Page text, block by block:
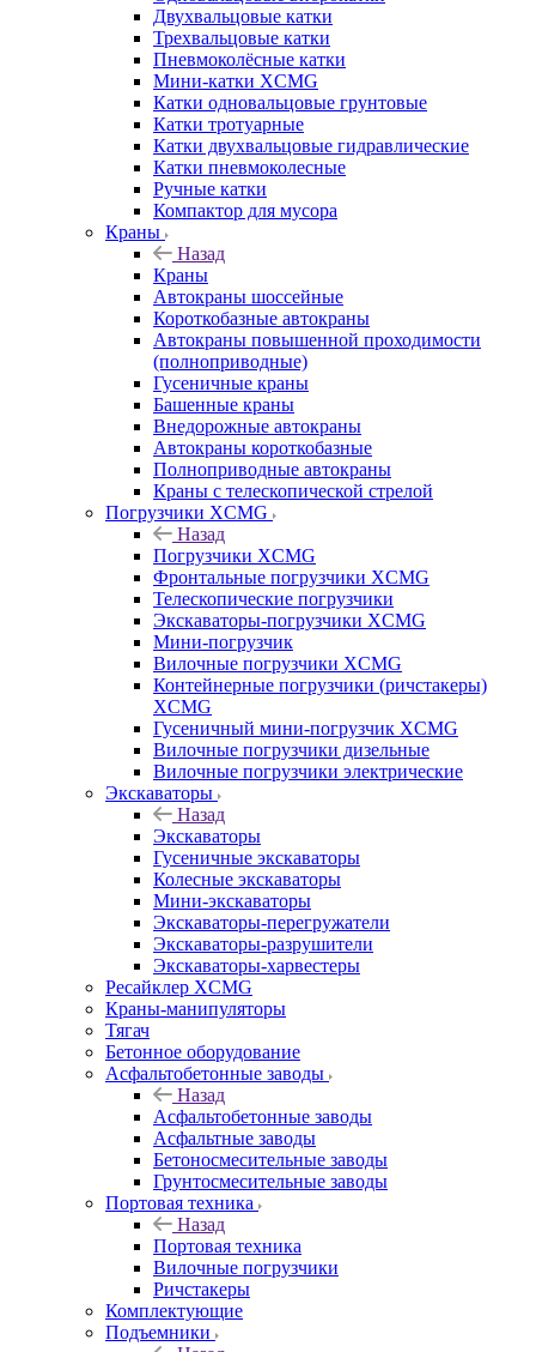
Двухвальцовые катки
Трехвальцовые катки
Пневмоколёсные катки
Мини-катки XCMG
Катки одновальцовые грунтовые
Катки тротуарные
Катки двухвальцовые гидравлические
Катки пневмоколесные
Ручные катки
Компактор для мусора
Краны
Назад
Краны
Автокраны шоссейные
Короткобазные автокраны
Автокраны повышенной проходимости
(полноприводные)
Гусеничные краны
Башенные краны
Внедорожные автокраны
Автокраны короткобазные
Полноприводные автокраны
Краны с телескопической стрелой
Погрузчики XCMG
Назад
Погрузчики XCMG
Фронтальные погрузчики XCMG
Телескопические погрузчики
Экскаваторы-погрузчики XCMG
Мини-погрузчик
Вилочные погрузчики XCMG
Контейнерные погрузчики (ричстакеры)
XCMG
Гусеничный мини-погрузчик XCMG
Вилочные погрузчики дизельные
Вилочные погрузчики электрические
Экскаваторы
Назад
Экскаваторы
Гусеничные экскаваторы
Колесные экскаваторы
Мини-экскаваторы
Экскаваторы-перегружатели
Экскаваторы-разрушители
Экскаваторы-харвестеры
Ресайклер XCMG
Краны-манипуляторы
Тягач
Бетонное оборудование
Асфальтобетонные заводы
Назад
Асфальтобетонные заводы
Асфальтные заводы
Бетоносмесительные заводы
Грунтосмесительные заводы
Портовая техника
Назад
Портовая техника
Вилочные погрузчики
Ричстакеры
Комплектующие
Подъемники